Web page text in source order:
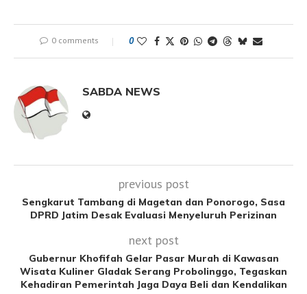
0 comments 0
SABDA NEWS
previous post
Sengkarut Tambang di Magetan dan Ponorogo, Sasa
DPRD Jatim Desak Evaluasi Menyeluruh Perizinan
next post
Gubernur Khofifah Gelar Pasar Murah di Kawasan
Wisata Kuliner Gladak Serang Probolinggo, Tegaskan
Kehadiran Pemerintah Jaga Daya Beli dan Kendalikan